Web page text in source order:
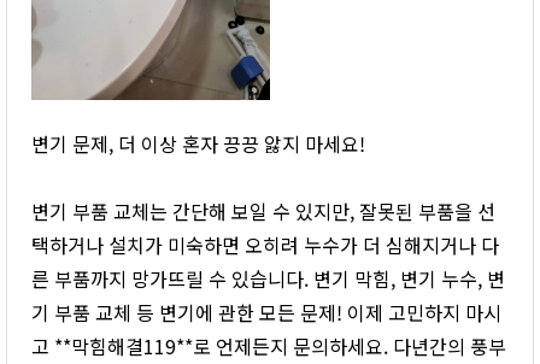
변기 문제, 더 이상 혼자 끙끙 앓지 마세요!
변기 부품 교체는 간단해 보일 수 있지만, 잘못된 부품을 선
택하거나 설치가 미숙하면 오히려 누수가 더 심해지거나 다
른 부품까지 망가뜨릴 수 있습니다. 변기 막힘, 변기 누수, 변
기 부품 교체 등 변기에 관한 모든 문제! 이제 고민하지 마시
고 **막힘해결119**로 언제든지 문의하세요. 다년간의 풍부